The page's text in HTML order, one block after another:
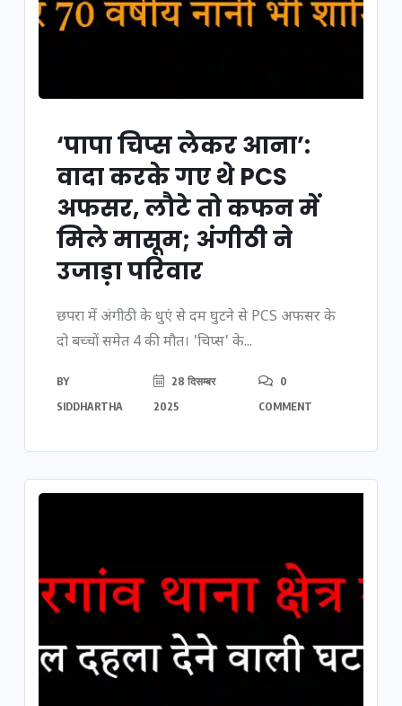
‘पापा चिप्स लेकर आना’:
वादा करके गए थे PCS
अफसर, लौटे तो कफन में
मिले मासूम; अंगीठी ने
उजाड़ा परिवार
छपरा में अंगीठी के धुएं से दम घुटने से PCS अफसर के
दो बच्चों समेत 4 की मौत। 'चिप्स' के...
BY
SIDDHARTHA
28 दिसम्बर
2025
0
COMMENT